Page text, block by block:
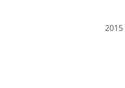
2015